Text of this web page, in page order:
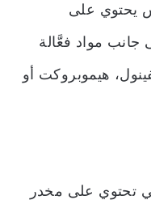
يحتوي على
جانب مواد فعَّالة
هيموبروكت أو
تحتوي على مخدر